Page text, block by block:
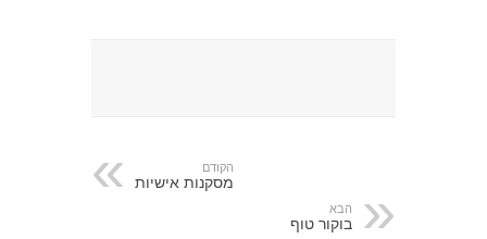
הקודם
מסקנות אישיות
הבא
בוקור טוף